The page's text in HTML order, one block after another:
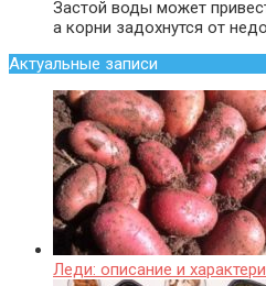
Застой воды может
а корни задохнутся от
Актуальные записи
Леди: описание и